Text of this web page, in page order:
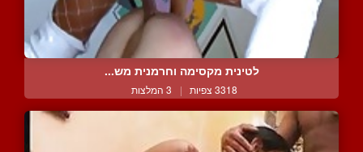
לטינית מקסימה וחרמנית מש...
3318 צפיות | 3 המלצות